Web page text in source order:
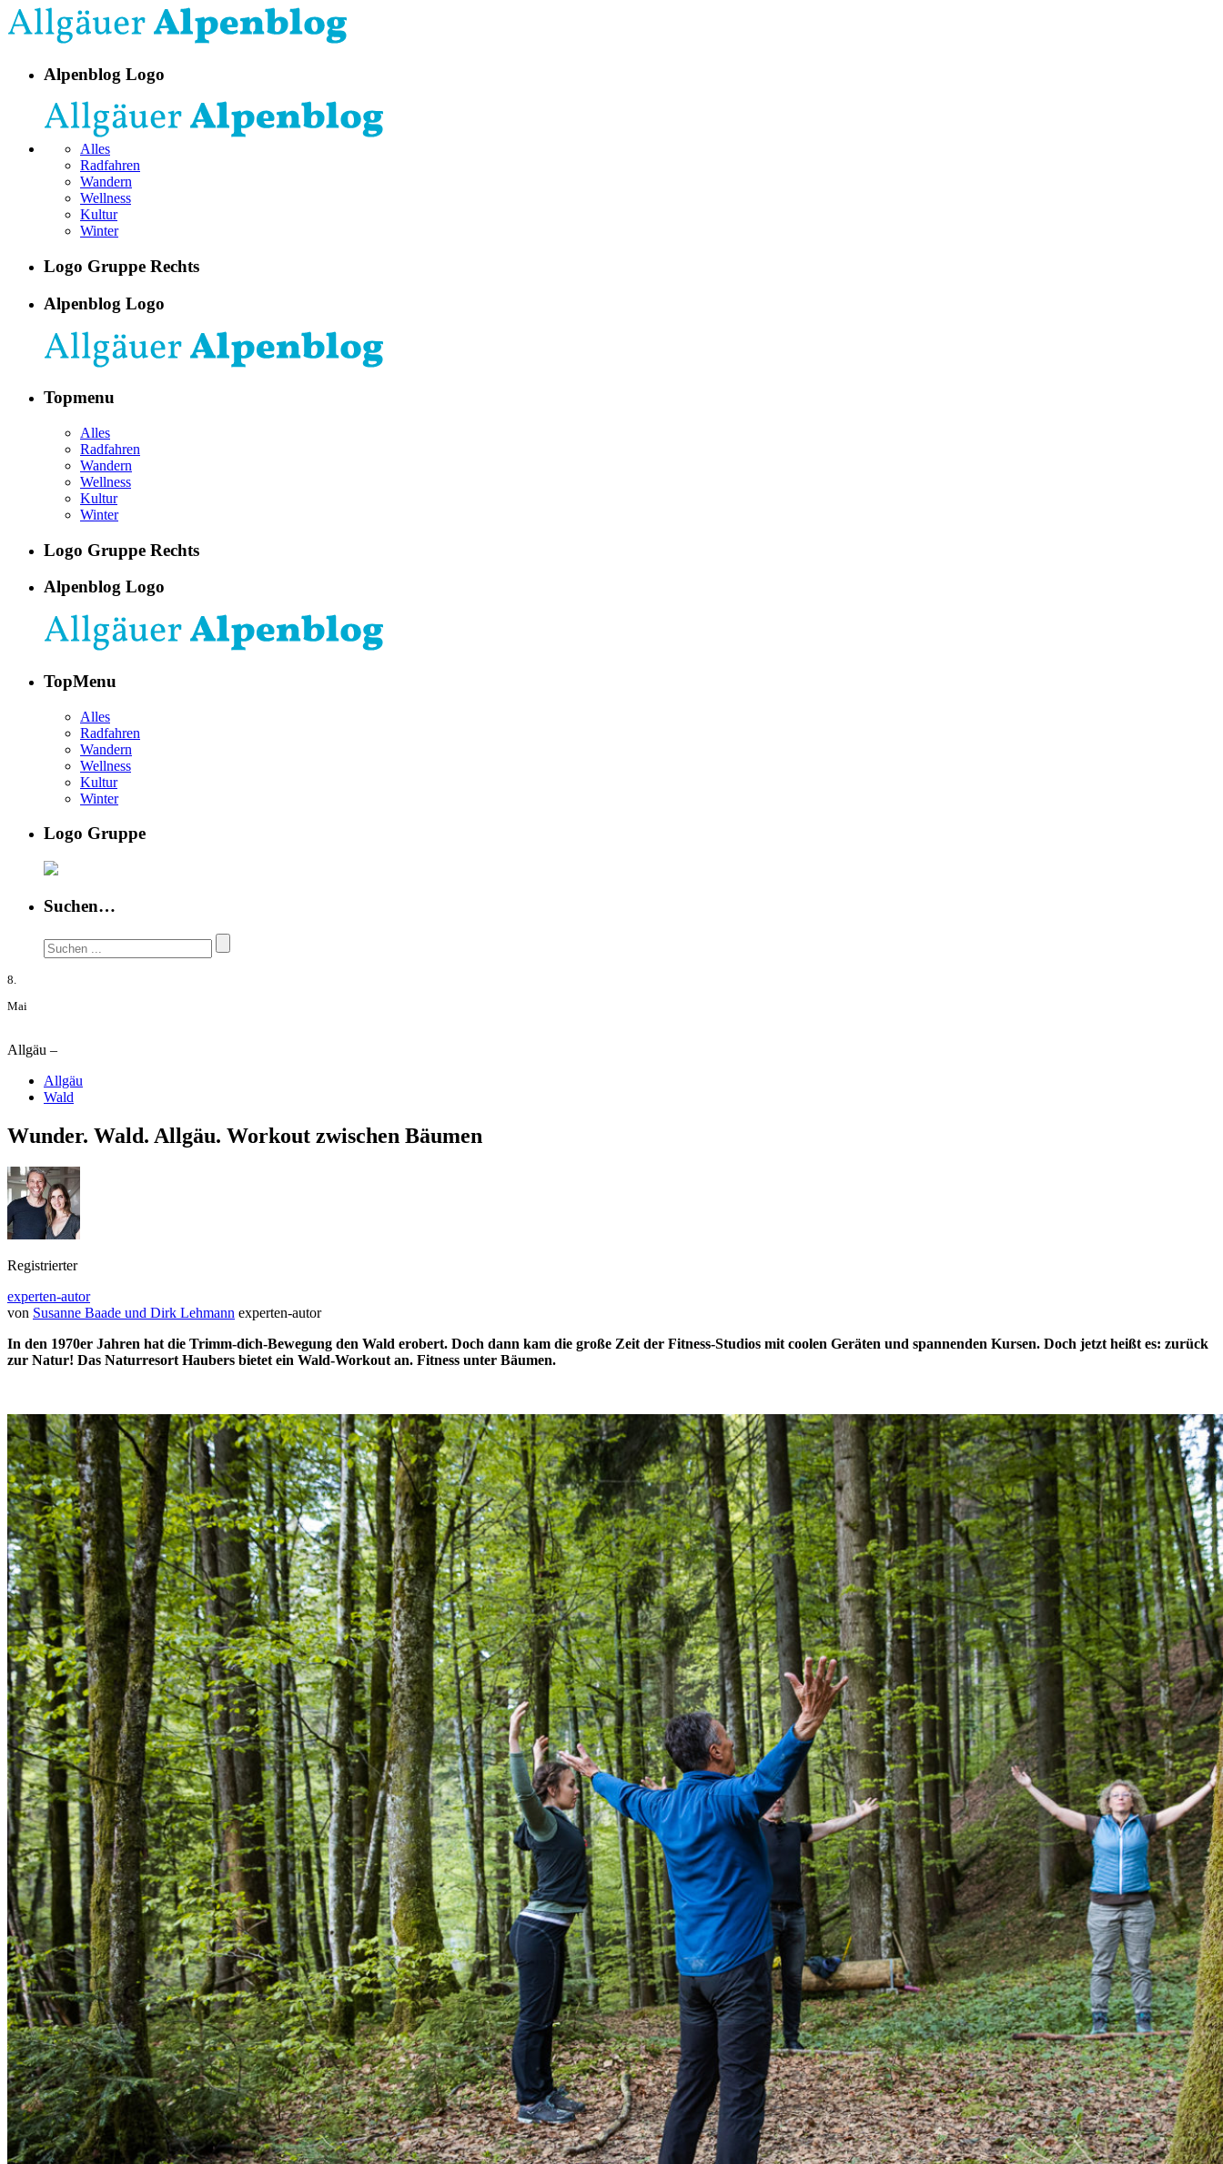
Alpenblog Logo
Alles
Radfahren
Wandern
Wellness
Kultur
Winter
Logo Gruppe Rechts
Alpenblog Logo
Topmenu
Alles
Radfahren
Wandern
Wellness
Kultur
Winter
Logo Gruppe Rechts
Alpenblog Logo
TopMenu
Alles
Radfahren
Wandern
Wellness
Kultur
Winter
Logo Gruppe
Suchen…
8.
Mai
Allgäu –
Allgäu
Wald
Wunder. Wald. Allgäu. Workout zwischen Bäumen
Registrierter
experten-autor
von Susanne Baade und Dirk Lehmann experten-autor
In den 1970er Jahren hat die Trimm-dich-Bewegung den Wald erobert. Doch dann kam die große Zeit der Fitness-Studios mit coolen Geräten und spannenden Kursen. Doch jetzt heißt es: zurück
zur Natur! Das Naturresort Haubers bietet ein Wald-Workout an. Fitness unter Bäumen.